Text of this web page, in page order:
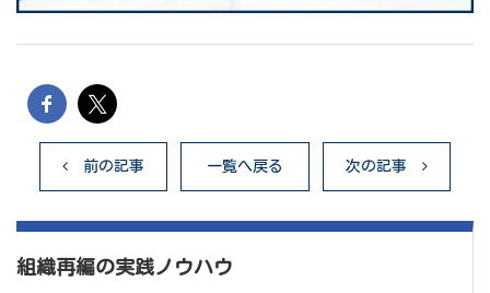
前の記事 一覧へ戻る 次の記事
組織再編の実践ノウハウ